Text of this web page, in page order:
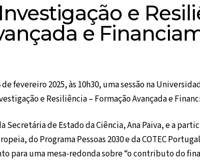
e
e
fevereiro 2025, às 10h30, uma sessão na
e Resiliência – Formação Avançada e
Secretária de Estado da Ciência, Ana Paiva, e a
do Programa Pessoas 2030 e da COTEC
para uma mesa-redonda sobre “o contributo do